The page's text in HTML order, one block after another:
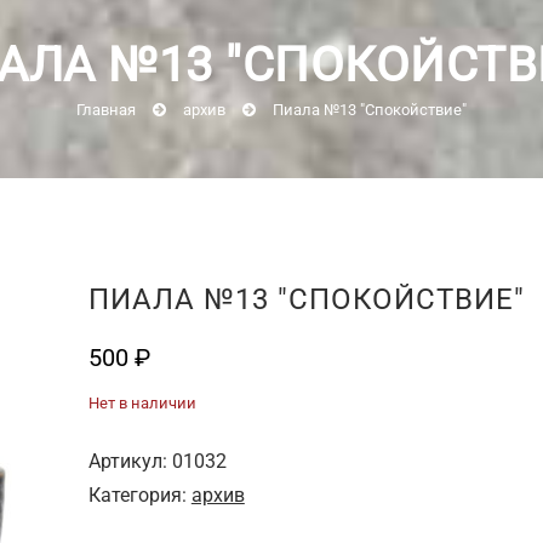
№13
Главная архив Пиала №13 "Спокойствие"
ПИАЛА №13 "СПОКОЙСТВИЕ"
500 ₽
Нет в наличии
Артикул: 01032
Категория: архив